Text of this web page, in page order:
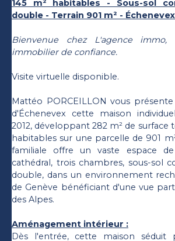
145 m² habitables - Sous-sol
double - Terrain 901 m² - Échenevex
Bienvenue chez L'agence immo,
immobilier de confiance.
Visite virtuelle disponible.
Mattéo PORCEILLON vous
d'Échenevex cette maison
2012, développant 282 m² de surface
habitables sur une parcelle de 901
familiale offre un vaste espace
cathédral, trois chambres, sous-sol
double, dans un environnement
de Genève bénéficiant d'une vue
des Alpes.
Aménagement intérieur :
Dès l'entrée, cette maison séduit